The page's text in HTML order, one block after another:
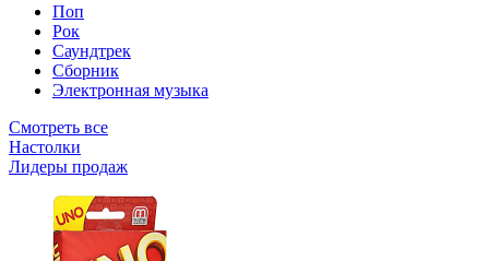
Поп
Рок
Саундтрек
Сборник
Электронная музыка
Смотреть все
Настолки
Лидеры продаж